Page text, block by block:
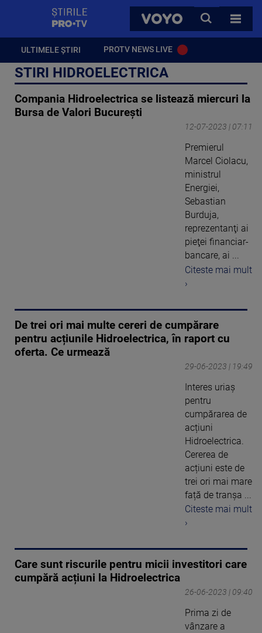
VOYO
CAUTA
TOATE
ULTIMELE ȘTIRI PROTV NEWS LIVE
STIRI HIDROELECTRICA
Compania Hidroelectrica se listează miercuri la
Bursa de Valori Bucureşti
12-07-2023 | 07:11
Premierul
Marcel Ciolacu,
ministrul
Energiei,
Sebastian
Burduja,
reprezentanţi ai
pieţei financiar-
bancare, ai ...
Citeste mai mult
›
De trei ori mai multe cereri de cumpărare
pentru acțiunile Hidroelectrica, în raport cu
oferta. Ce urmează
29-06-2023 | 19:49
Interes uriaș
pentru
cumpărarea de
acțiuni
Hidroelectrica.
Cererea de
acțiuni este de
trei ori mai mare
față de tranșa ...
Citeste mai mult
›
Care sunt riscurile pentru micii investitori care
cumpără acțiuni la Hidroelectrica
26-06-2023 | 09:40
Prima zi de
vânzare a